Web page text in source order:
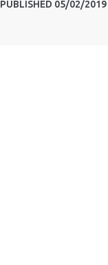
PUBLISHED 05/02/2019